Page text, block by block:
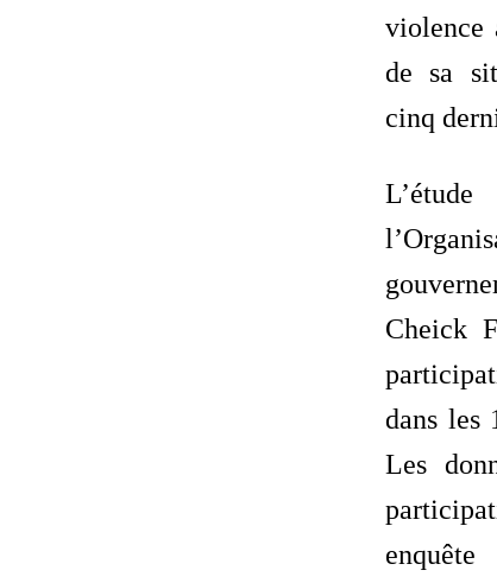
violence
de sa
cinq
Cheick
dans les
Les